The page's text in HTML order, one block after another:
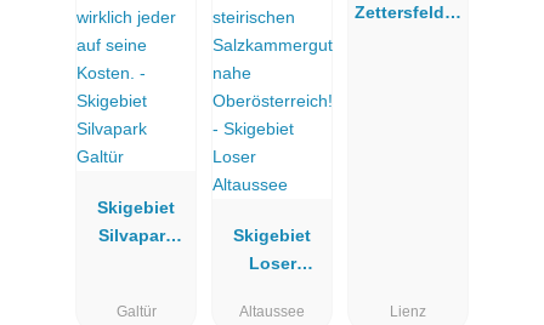
Skigebiet
Silvapark
Galtür
Skigebiet
Loser
Altaussee
Zettersfeld &
Lienz